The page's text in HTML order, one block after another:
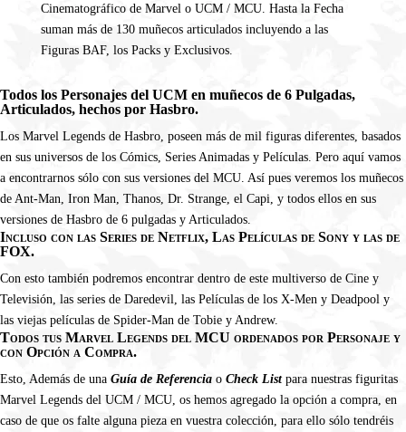
Cinematográfico de Marvel o UCM / MCU. Hasta la Fecha
suman más de 130 muñecos articulados incluyendo a las
Figuras BAF, los Packs y Exclusivos.
Todos los Personajes del UCM en muñecos de 6 Pulgadas,
Articulados, hechos por Hasbro.
Los Marvel Legends de Hasbro, poseen más de mil figuras diferentes, basados
en sus universos de los Cómics, Series Animadas y Películas. Pero aquí vamos
a encontrarnos sólo con sus versiones del MCU. Así pues veremos los muñecos
de Ant-Man, Iron Man, Thanos, Dr. Strange, el Capi, y todos ellos en sus
versiones de Hasbro de 6 pulgadas y Articulados.
Incluso con las Series de Netflix, Las Películas de Sony y las de
FOX.
Con esto también podremos encontrar dentro de este multiverso de Cine y
Televisión, las series de Daredevil, las Películas de los X-Men y Deadpool y
las viejas películas de Spider-Man de Tobie y Andrew.
Todos tus Marvel Legends del MCU ordenados por Personaje y
con Opción a Compra.
Esto, Además de una Guía de Referencia o Check Listpara nuestras figuritas
Marvel Legends del UCM / MCU, os hemos agregado la opción a compra, en
caso de que os falte alguna pieza en vuestra colección, para ello sólo tendréis